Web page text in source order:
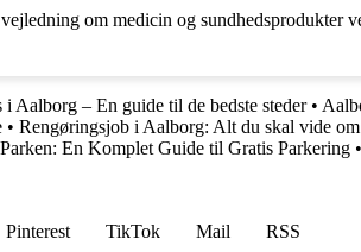
om medicin og
i Aalborg – En guide til de bedste steder•
• Rengøringsjob i Aalborg: Alt du skal vide
En Komplet Guide til Gratis Parkering •
Pinterest TikTok Mail
RSS